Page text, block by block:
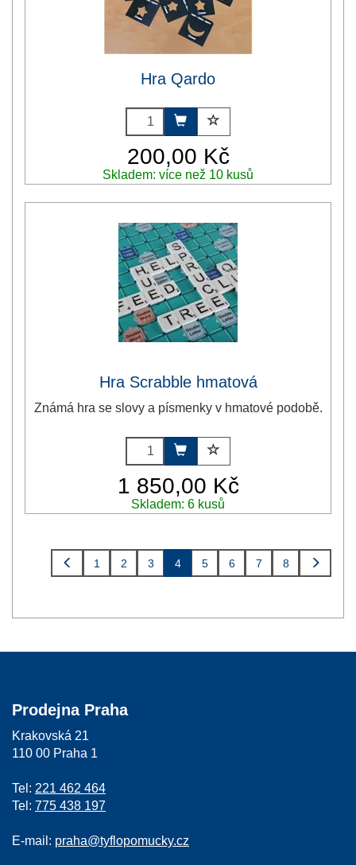
Hra Qardo
200,00 Kč
Skladem: více než 10 kusů
Hra Scrabble hmatová
Známá hra se slovy a písmenky v hmatové podobě.
1 850,00 Kč
Skladem: 6 kusů
1 2 3 4 5 6 7 8
Prodejna Praha
Krakovská 21
110 00 Praha 1
Tel: 221 462 464
Tel: 775 438 197
E-mail: praha@tyflopomucky.cz